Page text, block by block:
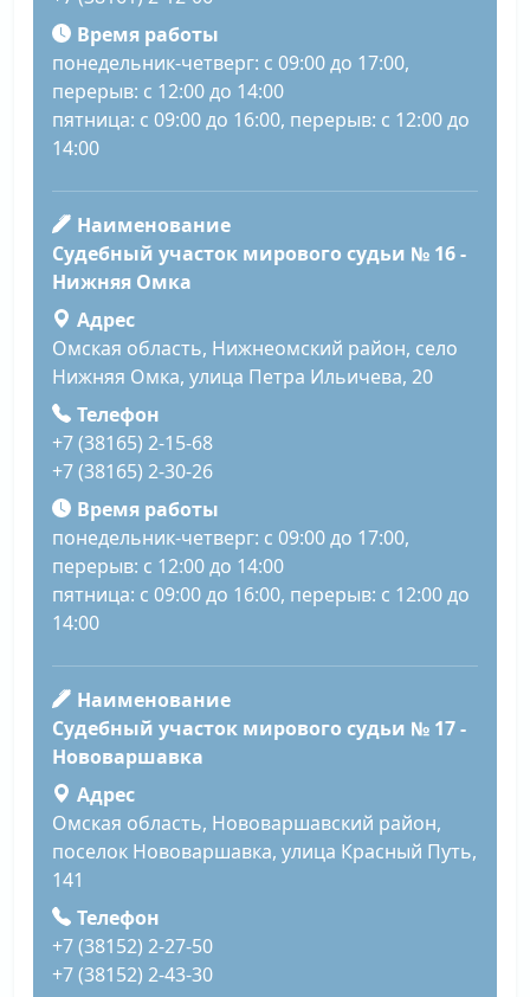
Время работы
понедельник-четверг: с 09:00 до 17:00,
перерыв: с 12:00 до 14:00
пятница: с 09:00 до 16:00, перерыв: с 12:00 до
14:00
Наименование
Судебный участок мирового судьи № 16 -
Нижняя Омка
Адрес
Омская область, Нижнеомский район, село
Нижняя Омка, улица Петра Ильичева, 20
Телефон
+7 (38165) 2-15-68
+7 (38165) 2-30-26
Время работы
понедельник-четверг: с 09:00 до 17:00,
перерыв: с 12:00 до 14:00
пятница: с 09:00 до 16:00, перерыв: с 12:00 до
14:00
Наименование
Судебный участок мирового судьи № 17 -
Нововаршавка
Адрес
Омская область, Нововаршавский район,
поселок Нововаршавка, улица Красный Путь,
141
Телефон
+7 (38152) 2-27-50
+7 (38152) 2-43-30